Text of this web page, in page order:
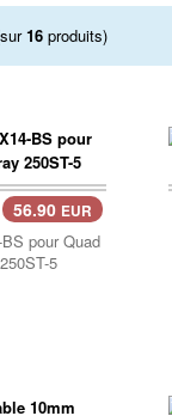
16 produits)
56.90 EUR
pour Quad
5